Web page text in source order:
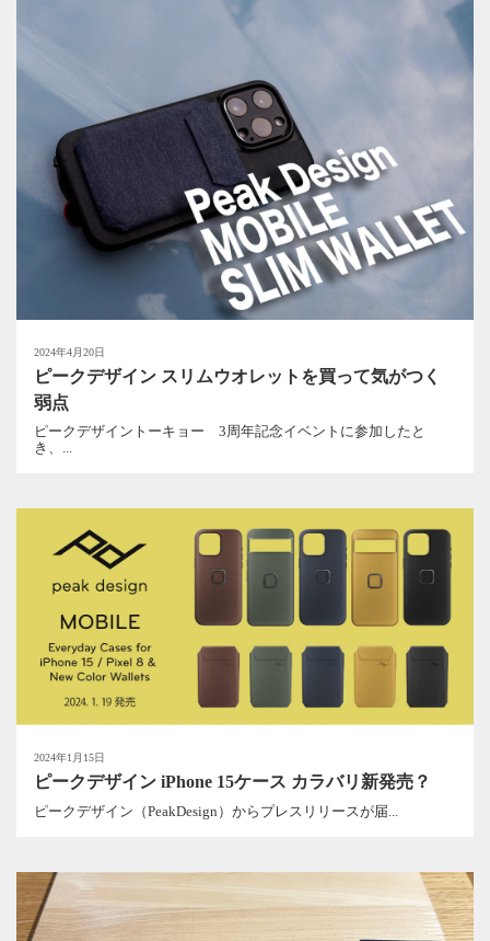
2024年4月20日
ピークデザイン スリムウオレットを買って気がつく
弱点
ピークデザイントーキョー 3周年記念イベントに参加したと
き、...
2024年1月15日
ピークデザイン iPhone 15ケース カラバリ新発売？
ピークデザイン（PeakDesign）からプレスリリースが届...